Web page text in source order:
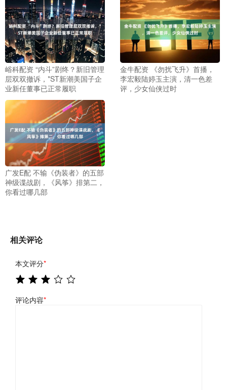
峪科配资 “内斗”剧终？新旧管理
层双双撤诉，*ST新潮美国子企
业新任董事已正常履职
金牛配资 《勿扰飞升》首播，
李宏毅陆婷玉主演，清一色差
评，少女仙侠过时
广发E配 不输《伪装者》的五部
神级谍战剧，《风筝》排第二，
你看过哪几部
相关评论
本文评分*
评论内容*